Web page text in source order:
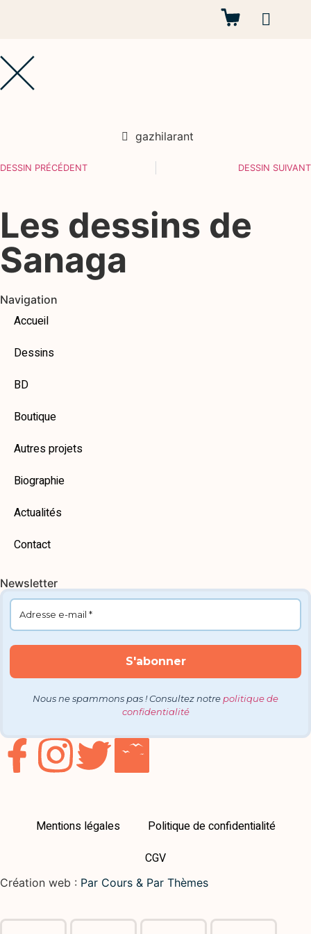
gazhilarant
DESSIN PRÉCÉDENT DESSIN SUIVANT
Les dessins de
Sanaga
Navigation
Accueil
Dessins
BD
Boutique
Autres projets
Biographie
Actualités
Contact
Newsletter
Nous ne spammons pas ! Consultez notre politique de
confidentialité
Mentions légales
Politique de confidentialité
CGV
Création web : Par Cours & Par Thèmes